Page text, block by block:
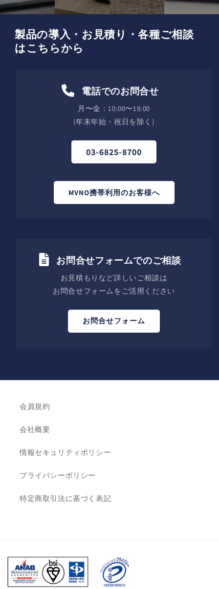
製品の導入・お見積り・各種ご相談
はこちらから
電話でのお問合せ
月〜金：10:00〜18:00
(年末年始・祝日を除く)
03-6825-8700
MVNO携帯利用のお客様へ
お問合せフォームでのご相談
お見積もりなど詳しいご相談は
お問合せフォームをご活用ください
お問合せフォーム
会員規約
会社概要
情報セキュリティポリシー
プライバシーポリシー
特定商取引法に基づく表記